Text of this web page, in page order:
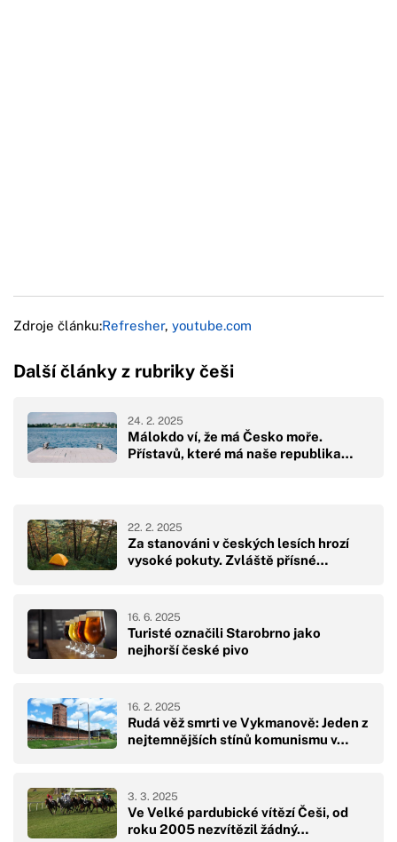
Zdroje článku:Refresher, youtube.com
Další články z rubriky češi
Málokdo ví, že má Česko moře.
Přístavů, které má naše republika…
24. 2. 2025
Za stanováni v českých lesích hrozí
vysoké pokuty. Zvláště přísné…
22. 2. 2025
Turisté označili Starobrno jako
nejhorší české pivo
16. 6. 2025
Rudá věž smrti ve Vykmanově: Jeden z
nejtemnějších stínů komunismu v…
16. 2. 2025
Ve Velké pardubické vítězí Češi, od
roku 2005 nezvítězil žádný…
3. 3. 2025